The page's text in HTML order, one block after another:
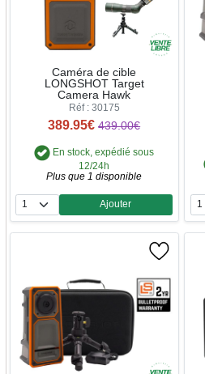
Caméra de cible
LONGSHOT Target
Camera Hawk
Réf : 30175
389.95€ 439.00€
En stock, expédié sous
12/24h
Plus que 1 disponible
Quantité
Ajouter